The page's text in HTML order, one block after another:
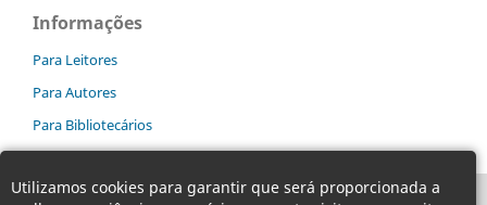
Utilizamos cookies para garantir que será proporcionada a
Informações
Para Leitores
Para Autores
Para Bibliotecários